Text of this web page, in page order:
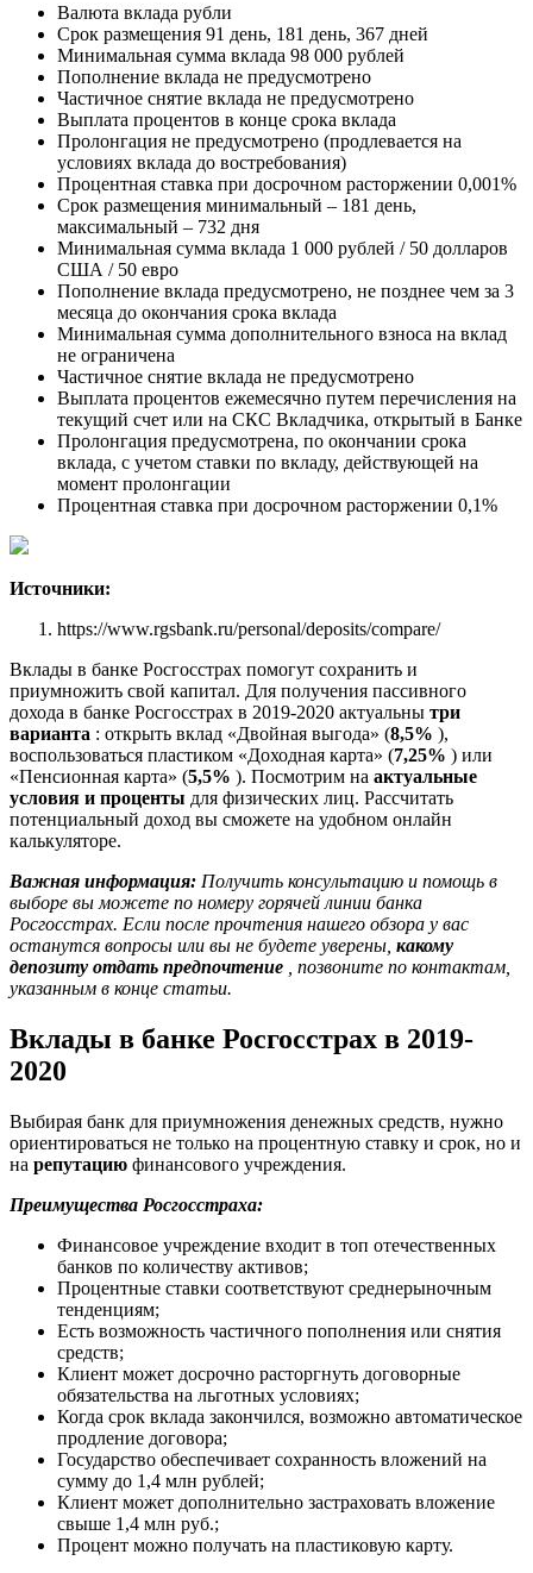
Валюта вклада рубли
Срок размещения 91 день, 181 день, 367 дней
Минимальная сумма вклада 98 000 рублей
Пополнение вклада не предусмотрено
Частичное снятие вклада не предусмотрено
Выплата процентов в конце срока вклада
Пролонгация не предусмотрено (продлевается на
условиях вклада до востребования)
Процентная ставка при досрочном расторжении 0,001%
Срок размещения минимальный – 181 день,
максимальный – 732 дня
Минимальная сумма вклада 1 000 рублей / 50 долларов
США / 50 евро
Пополнение вклада предусмотрено, не позднее чем за 3
месяца до окончания срока вклада
Минимальная сумма дополнительного взноса на вклад
не ограничена
Частичное снятие вклада не предусмотрено
Выплата процентов ежемесячно путем перечисления на
текущий счет или на СКС Вкладчика, открытый в Банке
Пролонгация предусмотрена, по окончании срока
вклада, с учетом ставки по вкладу, действующей на
момент пролонгации
Процентная ставка при досрочном расторжении 0,1%
Источники:
https://www.rgsbank.ru/personal/deposits/compare/
Вклады в банке Росгосстрах помогут сохранить и
приумножить свой капитал. Для получения пассивного
дохода в банке Росгосстрах в 2019-2020 актуальны три
варианта : открыть вклад «Двойная выгода» (8,5% ),
воспользоваться пластиком «Доходная карта» (7,25% ) или
«Пенсионная карта» (5,5% ). Посмотрим на актуальные
условия и проценты для физических лиц. Рассчитать
потенциальный доход вы сможете на удобном онлайн
калькуляторе.
Важная информация: Получить консультацию и помощь в
выборе вы можете по номеру горячей линии банка
Росгосстрах. Если после прочтения нашего обзора у вас
останутся вопросы или вы не будете уверены, какому
депозиту отдать предпочтение
, позвоните по контактам,
указанным в конце статьи.
Вклады в банке Росгосстрах в 2019-
2020
Выбирая банк для приумножения денежных средств, нужно
ориентироваться не только на процентную ставку и срок, но и
на репутацию финансового учреждения.
Преимущества Росгосстраха:
Финансовое учреждение входит в топ отечественных
банков по количеству активов;
Процентные ставки соответствуют среднерыночным
тенденциям;
Есть возможность частичного пополнения или снятия
средств;
Клиент может досрочно расторгнуть договорные
обязательства на льготных условиях;
Когда срок вклада закончился, возможно автоматическое
продление договора;
Государство обеспечивает сохранность вложений на
сумму до 1,4 млн рублей;
Клиент может дополнительно застраховать вложение
свыше 1,4 млн руб.;
Процент можно получать на пластиковую карту.